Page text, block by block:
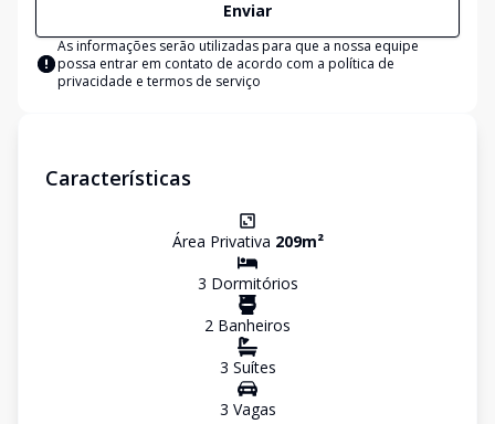
Enviar
As informações serão utilizadas para que a nossa equipe
possa entrar em contato de acordo com a política de
privacidade e termos de serviço
Características
Área Privativa 209m²
3 Dormitórios
2 Banheiros
3 Suítes
3 Vagas